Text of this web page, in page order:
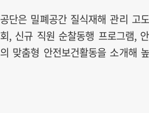
공단은 밀폐공간 질식재해 관리 고
회, 신규 직원 순찰동행 프로그램,
의 맞춤형 안전보건활동을 소개해